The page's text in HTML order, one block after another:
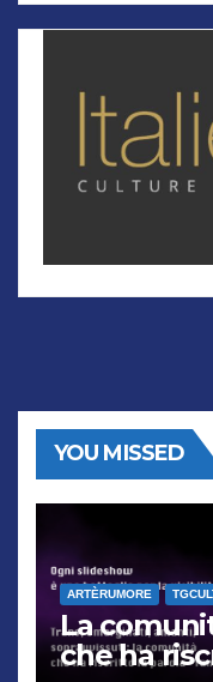
YOU MISSED
ARTÈRUMORE
La
che ha